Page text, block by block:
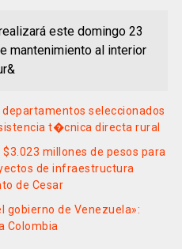
este domingo 23
mantenimiento al interior
departamentos seleccionados
t�cnica directa rural
millones de pesos para
de infraestructura
de Cesar
gobierno de Venezuela»:
Colombia